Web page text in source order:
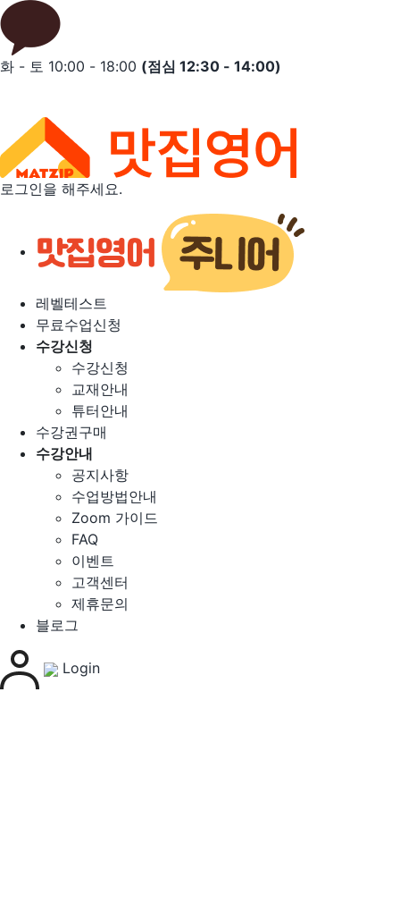
Skip
to
content
화 - 토 10:00 - 18:00 (점심 12:30 - 14:00)
로그인을 해주세요.
레벨테스트
무료수업신청
수강신청
수강신청
교재안내
튜터안내
수강권구매
수강안내
공지사항
수업방법안내
Zoom 가이드
FAQ
이벤트
고객센터
제휴문의
블로그
Login